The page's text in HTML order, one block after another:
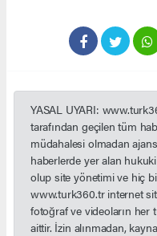
YASAL UYARI:
tarafından geçilen tüm
müdahalesi olmadan
haberlerde yer alan
olup site yönetimi ve hiç
www.turk360.tr internet
fotoğraf ve videoların her
aittir. İzin alınmadan,